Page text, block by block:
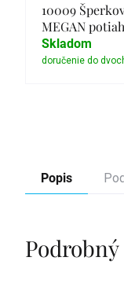
10009
MEGAN
Skladom
Popis